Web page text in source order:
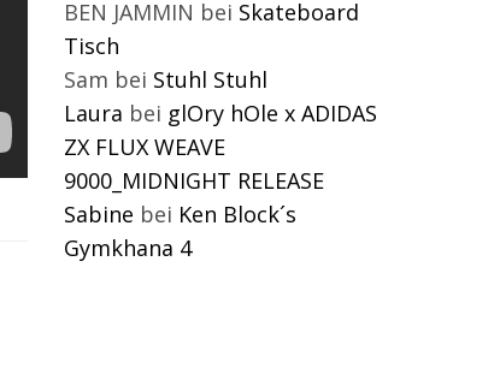
BEN JAMMIN bei Skateboard
Tisch
Sam bei Stuhl Stuhl
Laura bei glOry hOle x ADIDAS
ZX FLUX WEAVE
9000_MIDNIGHT RELEASE
Sabine bei Ken Block´s
Gymkhana 4